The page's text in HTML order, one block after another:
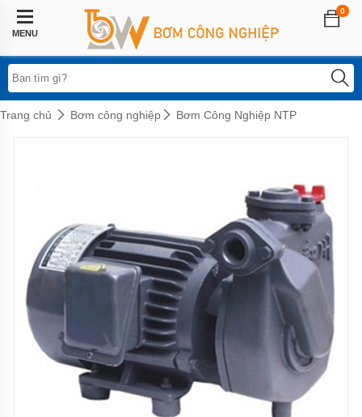
MENU
0
Trang
chủ
Lĩnh
vực
áp
dụng
Bơm
tăng
áp
điện
Trang chủ Bơm công nghiệp Bơm Công Nghiệp NTP